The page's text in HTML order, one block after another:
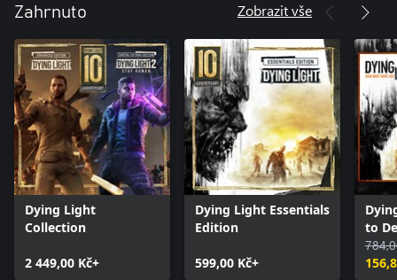
Zahrnuto Zobrazit vše
Dying Light
Collection
2 449,00 Kč+
Dying Light Essentials
Edition
599,00 Kč+
to